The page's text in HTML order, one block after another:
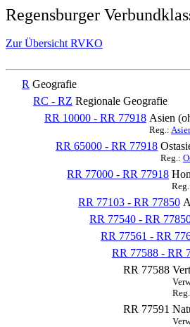
Regensburger
Zur Übersicht RVKO
R Geografie
RC - RZ Regionale Geografie
RR 10000 - RR 77918 Asien
Reg.:
RR 65000 - RR 77918
Reg.:
RR 77000 - RR 77918
RR 77103 - RR 77850
RR 77540 - RR
RR 77561 - RR
RR 77588 - RR
RR 77588
RR 77591